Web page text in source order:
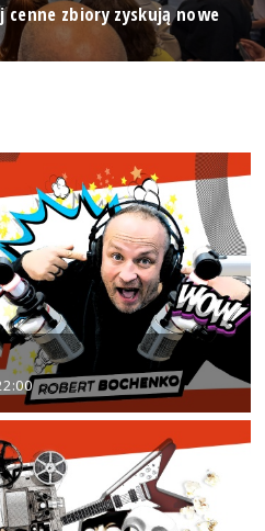
cenne zbiory zyskują nowe